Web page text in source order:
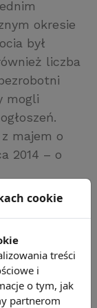
okresie
był
liczba
mogli
majem o
2014 – o
cookie
treści
i
o tym, jak
partnerom